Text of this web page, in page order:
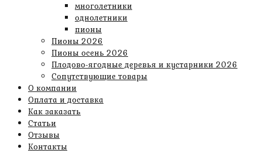
многолетники
однолетники
пионы
Пионы 2026
Пионы осень 2026
Плодово-ягодные деревья и кустарники 2026
Сопутствующие товары
О компании
Оплата и доставка
Как заказать
Статьи
Отзывы
Контакты